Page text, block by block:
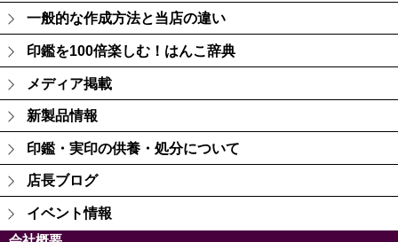
一般的な作成方法と当店の違い
印鑑を100倍楽しむ！はんこ辞典
メディア掲載
新製品情報
印鑑・実印の供養・処分について
店長ブログ
イベント情報